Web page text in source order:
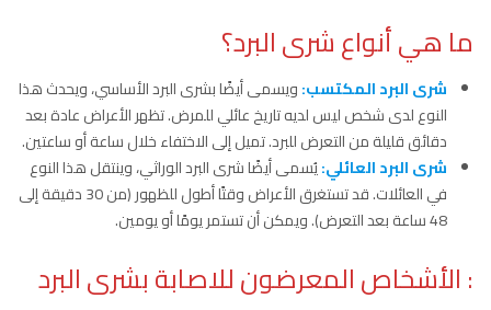
ما هي أنواع شرى البرد؟
شرى البرد المكتسب:ويسمى أيضًا بشرى البرد الأساسي، ويحدث هذا
النوع لدى شخص ليس لديه تاريخ عائلي للمرض. تظهر الأعراض عادة بعد
دقائق قليلة من التعرض للبرد. تميل إلى الاختفاء خلال ساعة أو ساعتين.
شرى البرد العائلي:يُسمى أيضًا شرى البرد الوراثي، وينتقل هذا النوع
في العائلات. قد تستغرق الأعراض وقتًا أطول للظهور (من 30 دقيقة إلى
48 ساعة بعد التعرض). ويمكن أن تستمر يومًا أو يومين.
: الأشخاص المعرضون للاصابة بشرى البرد